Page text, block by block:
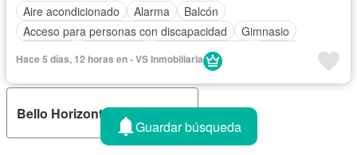
Aire acondicionado
Alarma
Balcón
Acceso para personas con discapacidad
Gimnasio
Vista panorámica
Hace 5 días, 12 horas en - VS Inmobiliaria
Bello Horizonte, Santa Marta
Guardar búsqueda